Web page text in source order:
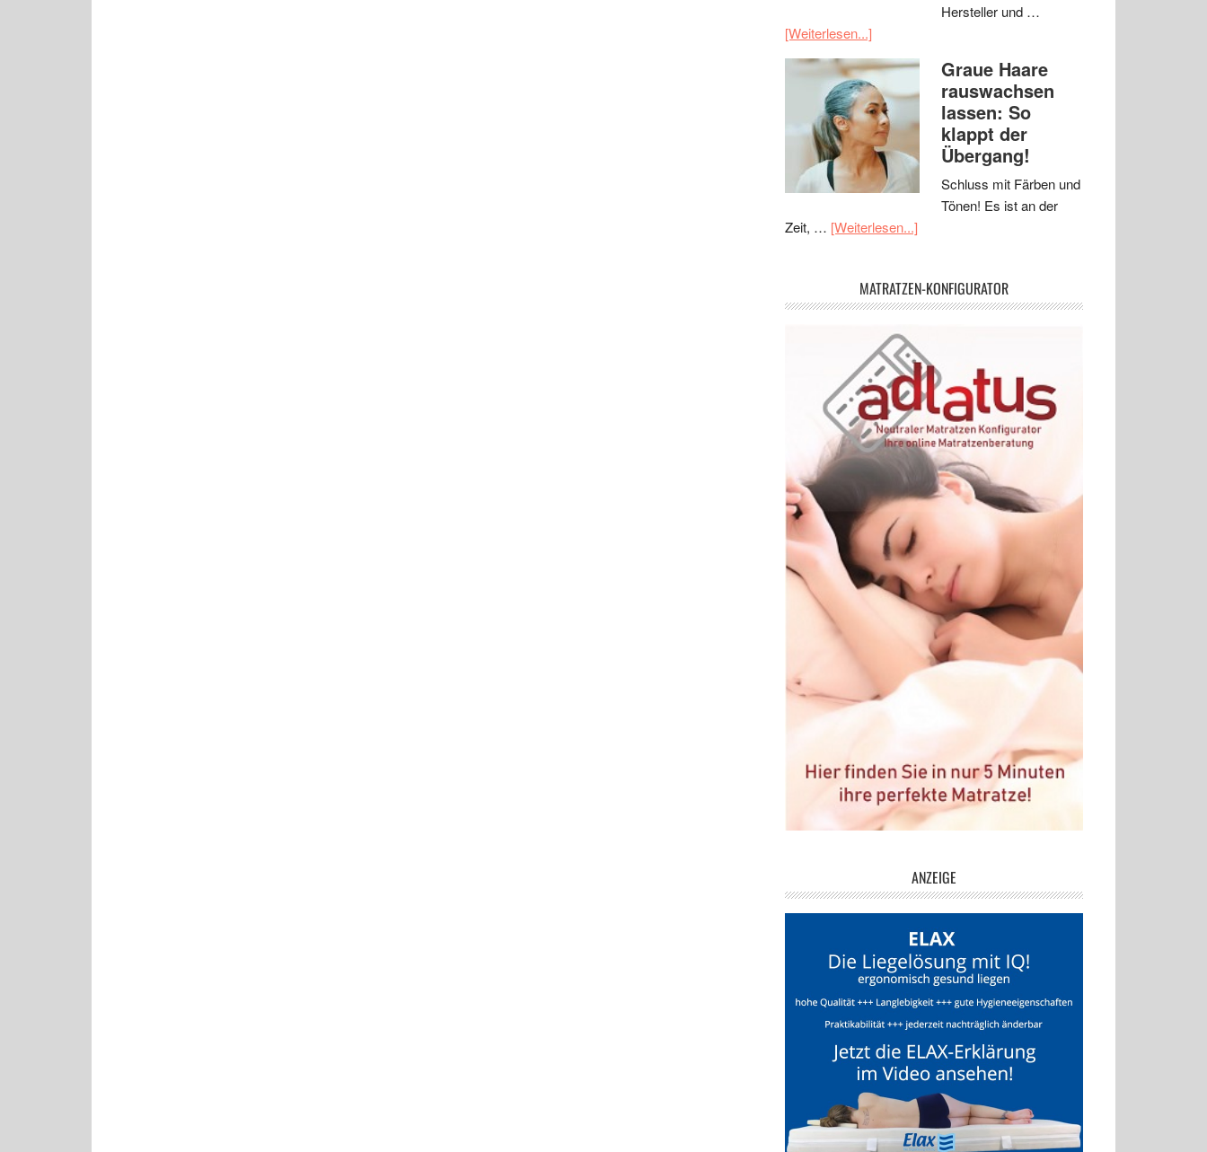
Hersteller und …
[Weiterlesen...]
Graue Haare
rauswachsen
lassen: So
klappt der
Übergang!
Schluss mit Färben und
Tönen! Es ist an der
Zeit, … [Weiterlesen...]
MATRATZEN-KONFIGURATOR
ANZEIGE